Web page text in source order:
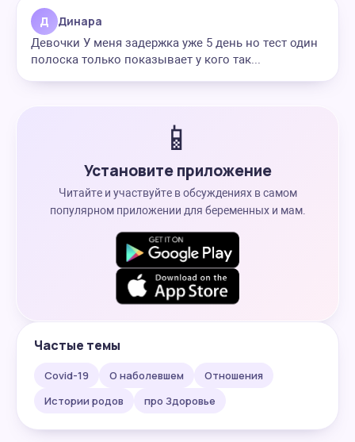
Д Динара
Девочки У меня задержка уже 5 день но тест один
полоска только показывает у кого так...
📱
Установите приложение
Читайте и участвуйте в обсуждениях в самом
популярном приложении для беременных и мам.
Частые темы
Covid-19 О наболевшем
Отношения
Истории родов
про Здоровье